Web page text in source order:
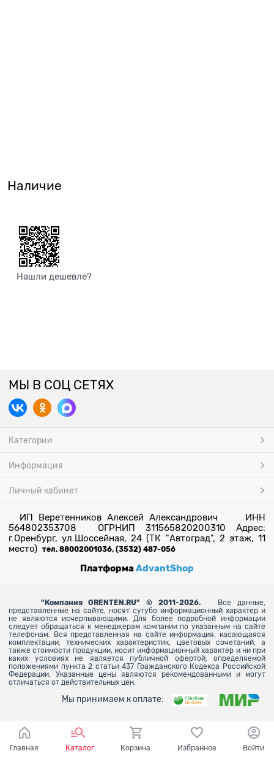
Наличие
Нашли дешевле?
МЫ В СОЦ СЕТЯХ
Категории
Информация
Личный кабинет
ИП Веретенников Алексей Александрович ИНН
564802353708 ОГРНИП 311565820200310 Адрес:
г.Оренбург, ул.Шоссейная, 24 (ТК "Автоград", 2 этаж, 11
место) тел. 88002001036, (3532) 487-056
ПлатформаAdvantShop
" Компания ORENTEN.RU" © 2011-2026.
Все данные,
представленные на сайте, носят сугубо информационный характер и
не являются исчерпывающими. Для более подробной информации
следует обращаться к менеджерам компании по указанным на сайте
телефонам. Вся представленная на сайте информация, касающаяся
комплектации, технических характеристик, цветовых сочетаний, а
также стоимости продукции, носит информационный характер и ни при
каких условиях не является публичной офертой, определяемой
положениями пункта 2 статьи 437 Гражданского Кодекса Российской
Федерации. Указанные цены являются рекомендованными и могут
отличаться от действительных цен.
Мы принимаем к оплате:
Главная Каталог Корзина Избранное Войти